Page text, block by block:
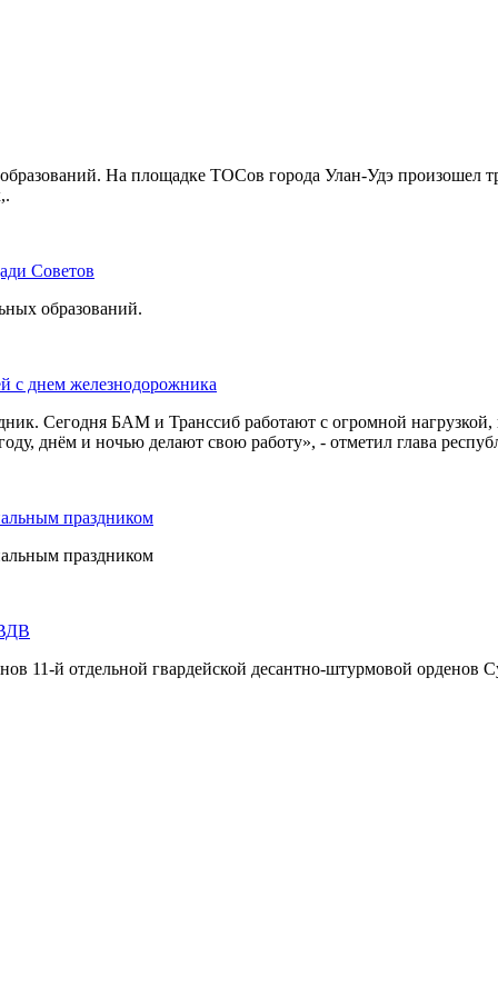
На площадке ТОСов города Улан-Удэ произошел
Советов
образований.
с днем железнодорожника
Сегодня БАМ и Транссиб работают с огромной
днём и ночью делают свою работу», - отметил глава
праздником
праздником
11-й отдельной гвардейской десантно-штурмовой орденов